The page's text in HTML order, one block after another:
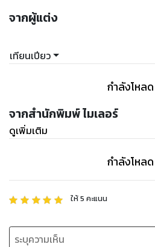
ใกล้กันมาก ใบหน้าของนางสูงเพียงแผ
แนบชิดกับเรือนกายกำยำเสียก่อน
ใบหน้าคมลงมาใกล้ จนสัมผัสได้ถึงล
สายตาคมที่กำลังจ้องมองมา ในนั้นลุก
เกลียดชัง นางรู้สึกได้ว่าเขาเกลียดนาง
“หม่อมฉันมิเคยรู้สึกกลัว ไม่เช่นนั้นคง
ในค่ำคืนนี้ หม่อมฉันพร้อมแล้วเพคะ”
“เจ้าเป็นคนเรียกร้องเองนะช่วยไม่ได้
ความรุนแรง วันนี้ข้าจะทำให้เจ้าได้รับ
อย่างแสนสาหัส” เว่ยอ๋องแสดงสีหน้า
ทั้งที่ความเป็นจริงแล้วเขาไม่ใช่คนป
เพื่อให้นางได้รู้ว่าเขาไม่ใช่คนที่พ่ายแพ้
จากผู้แต่ง
เทียนเปียว
กำลังโหลด
จากสำนักพิมพ์ ไมเลอร์
ดูเพิ่มเติม
กำลังโหลด
ให้5 คะแนน